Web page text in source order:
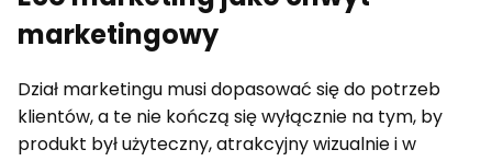
marketingowy
Dział marketingu musi dopasować się do potrzeb
klientów, a te nie kończą się wyłącznie na tym, by
produkt był użyteczny, atrakcyjny wizualnie i w